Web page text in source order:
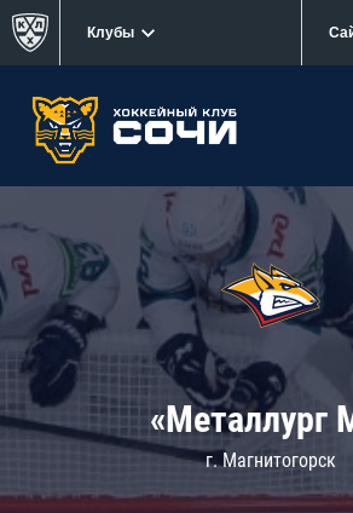
Клубы
«Металлург
г. Магнитогорск